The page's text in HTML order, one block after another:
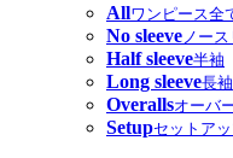
Allワンピース全
No sleeve ノー
Half sleeve半袖
Long sleeve長袖
Overallsオーバ
Setupセットア